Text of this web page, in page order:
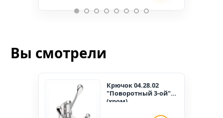
Вы смотрели
Крючок 04.28.02
"Поворотный 3-ой"
(хром)